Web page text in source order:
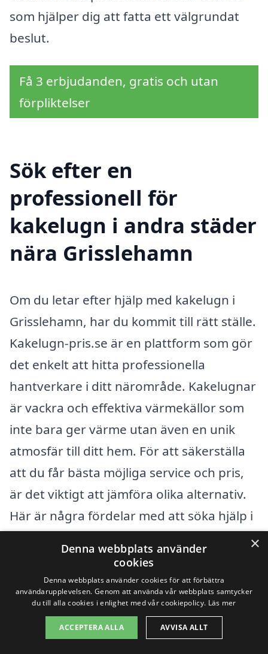
som hjälper dig att fatta ett välgrundat
beslut.
Få 3 erbjudanden, gratis och utan
förpliktelser
Sök efter en
professionell för
kakelugn i andra städer
nära Grisslehamn
Om du letar efter hjälp med kakelugn i
Grisslehamn, har du kommit till rätt ställe.
Kakelugn-pris.se är en plattform som gör
det enkelt att hitta professionella
hantverkare i ditt närområde. Kakelugnar
är vackra och effektiva värmekällor som
inte bara ger värme utan även en unik
atmosfär till ditt hem. För att säkerställa
att du får bästa möjliga service och pris,
är det viktigt att jämföra olika alternativ.
Här är några fördelar med att söka hjälp i
Större utbud av kunniga hantverkare
Möjlighet att jämföra priser och
tjänster
×
Denna webbplats använder
cookies
Denna webbplats använder cookies för att förbättra
användarupplevelsen. Genom att använda vår webbplats samtycker
du till alla cookies i enlighet med vår cookiepolicy. Läs mer
ACCEPTERA ALLA AVVISA ALLT